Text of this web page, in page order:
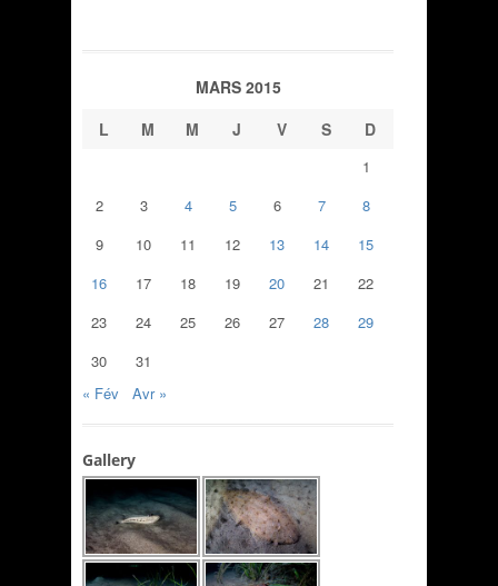
MARS 2015
L
M M J V S D
1
2
3 4 5 6 7
8
9
10 11 12 13 14
15
16
17 18 19 20 21
22
23
24 25 26 27 28
29
30
31
« Fév
Avr »
Gallery